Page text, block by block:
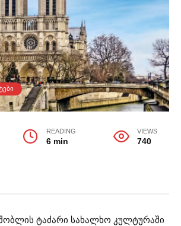
READING
6 min
VIEWS
740
ტაძარი სახალხო კულტურაში